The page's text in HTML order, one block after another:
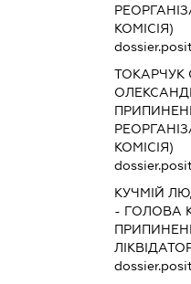
КОМІСІЯ)
ТОКАРЧУК
КОМІСІЯ)
КУЧМІЙ
- ГОЛОВА